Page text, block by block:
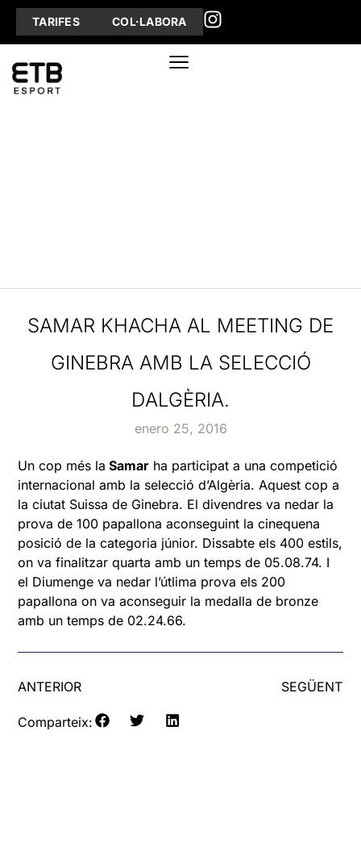
TARIFES COL·LABORA
SAMAR KHACHA AL MEETING DE
GINEBRA AMB LA SELECCIÓ
DALGÈRIA.
enero 25, 2016
Un cop més la Samar ha participat a una competició
internacional amb la selecció d’Algèria. Aquest cop a
la ciutat Suissa de Ginebra. El divendres va nedar la
prova de 100 papallona aconseguint la cinequena
posició de la categoria júnior. Dissabte els 400 estils,
on va finalitzar quarta amb un temps de 05.08.74. I
el Diumenge va nedar l’útlima prova els 200
papallona on va aconseguir la medalla de bronze
amb un temps de 02.24.66.
ANTERIOR SEGÜENT
Comparteix: